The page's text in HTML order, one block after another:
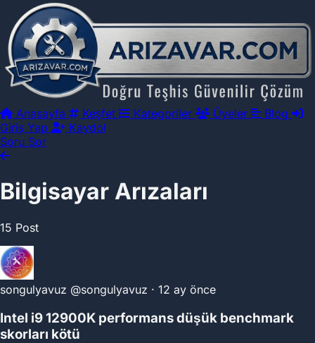
Anasayfa Keşfet Kategoriler Üyeler
Blog
Giriş Yap
Kaydol
Soru Sor
Bilgisayar Arızaları
15 Post
songulyavuz @songulyavuz · 12 ay önce
Intel i9 12900K performans düşük benchmark
skorları kötü